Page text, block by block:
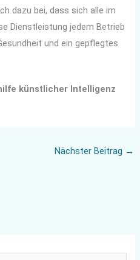
dazu bei, dass sich alle im
Dienstleistung jedem Betrieb
und ein gepflegtes
künstlicher Intelligenz
Nächster Beitrag →